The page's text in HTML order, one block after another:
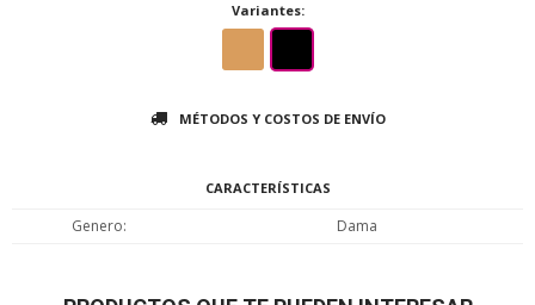
Variantes:
MÉTODOS Y COSTOS DE ENVÍO
CARACTERÍSTICAS
Genero Dama